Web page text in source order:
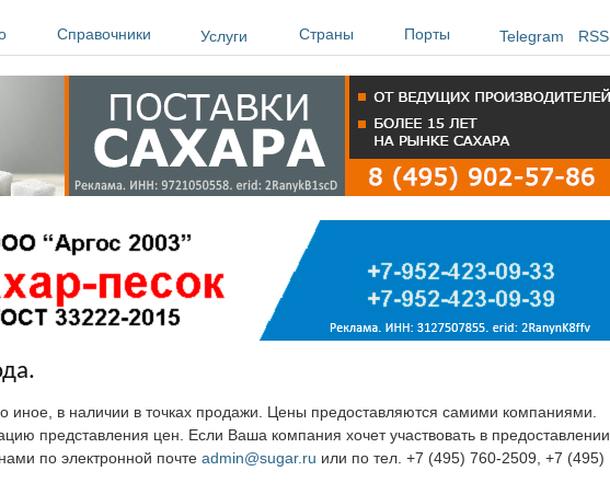
Справочники Услуги Страны Порты Telegram RSS
в наличии в точках продажи. Цены предоставляются самими компаниями.
представления цен. Если Ваша компания хочет участвовать в предоставлении
по электронной почте admin@sugar.ru или по тел. +7 (495) 760-2509, +7 (495)